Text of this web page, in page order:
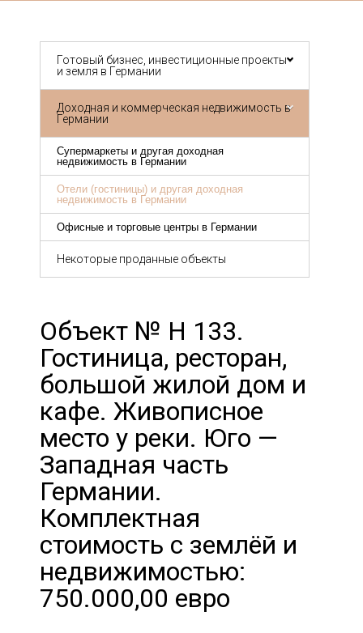
Готовый бизнес, инвестиционные проекты
и земля в Германии
Доходная и коммерческая недвижимость в
Германии
Супермаркеты и другая доходная
недвижимость в Германии
Отели (гостиницы) и другая доходная
недвижимость в Германии
Офисные и торговые центры в Германии
Некоторые проданные объекты
Объект № Н 133.
Гостиница, ресторан,
большой жилой дом и
кафе. Живописное
место у реки. Юго —
Западная часть
Германии.
Комплектная
стоимость с землёй и
недвижимостью:
750.000,00 евро